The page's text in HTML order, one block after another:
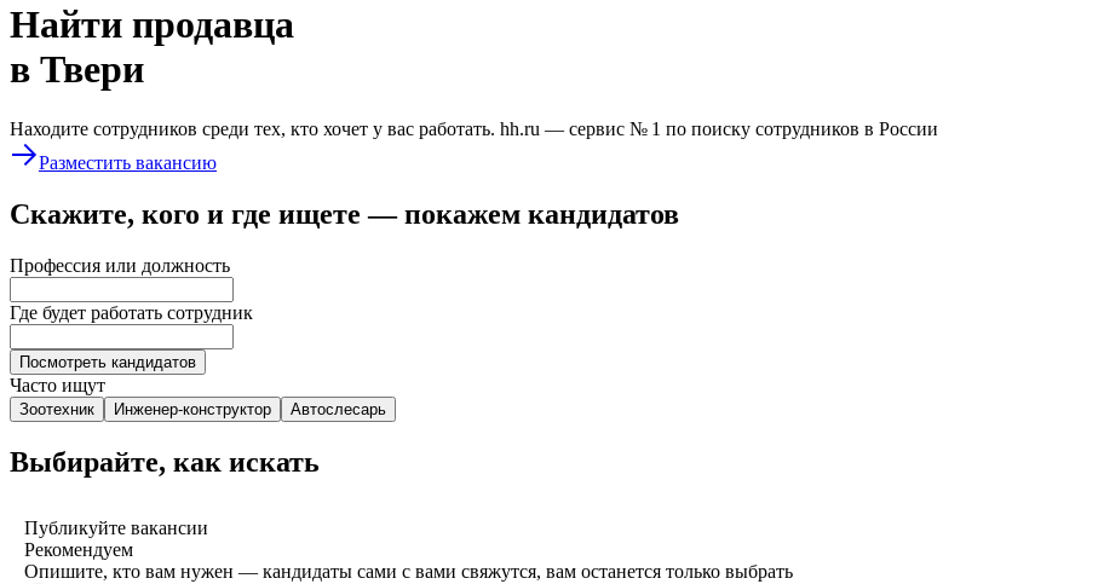
Найти продавца
в Твери
Находите сотрудников среди тех, кто хочет у вас работать. hh.ru — сервис № 1 по поиску сотрудников в России
Разместить вакансию
Скажите, кого и где ищете — покажем кандидатов
Профессия или должность
Где будет работать сотрудник
Посмотреть кандидатов
Часто ищут
Зоотехник Инженер-конструктор Автослесарь
Выбирайте, как искать
Публикуйте вакансии
Рекомендуем
Опишите, кто вам нужен — кандидаты сами с вами свяжутся, вам останется только выбрать